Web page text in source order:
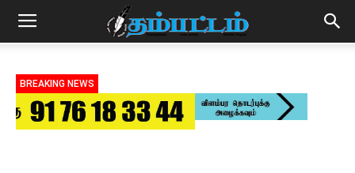
BREAKING NEWS